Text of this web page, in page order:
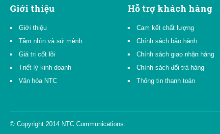
Giới thiệu
Giới thiệu
Tầm nhìn và sứ mệnh
Giá trị cốt lõi
Triết lý kinh doanh
Văn hóa NTC
Hỗ trợ khách hàng
Cam kết chất lượng
Chính sách bảo hành
Chính sách giao nhận hàng
Chính sách đổi trả hàng
Thông tin thanh toán
© Copyright 2014 NTC Communications.